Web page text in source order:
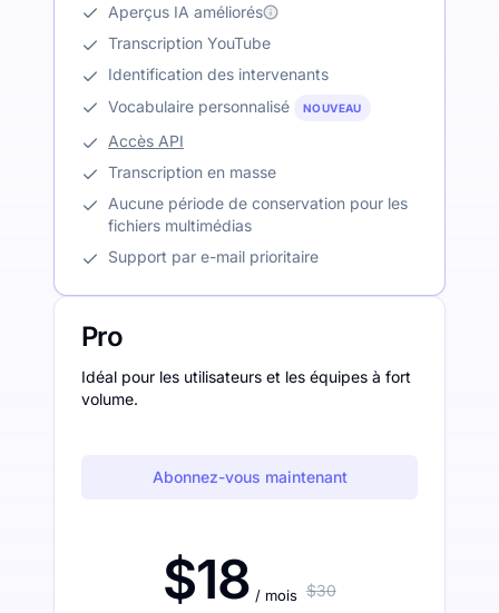
Aperçus IA améliorés
Transcription YouTube
Identification des intervenants
Vocabulaire personnalisé
NOUVEAU
Accès API
Transcription en masse
Aucune période de conservation pour les
fichiers multimédias
Support par e-mail prioritaire
Pro
Idéal pour les utilisateurs et les équipes à fort
volume.
Abonnez-vous maintenant
$18 / mois $30